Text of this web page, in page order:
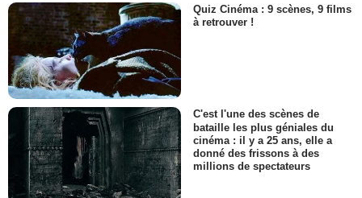
Quiz Cinéma : 9 scènes, 9 films
à retrouver !
C'est l'une des scènes de
bataille les plus géniales du
cinéma : il y a 25 ans, elle a
donné des frissons à des
millions de spectateurs